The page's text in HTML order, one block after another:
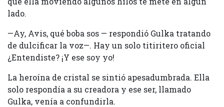
lado.
—Ay, Avis, qué boba sos — respondió Gulka tratando
de dulcificar la voz—. Hay un solo titiritero oficial
¿Entendiste? ¡Y ese soy yo!
La heroína de cristal se sintió apesadumbrada. Ella
solo respondía a su creadora y ese ser, llamado
Gulka, venía a confundirla.